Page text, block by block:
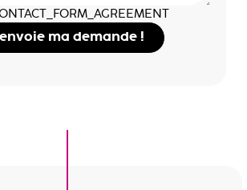
ma demande !